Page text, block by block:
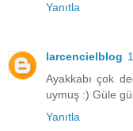
Yanıtla
larcencielblog
Ayakkabı çok
uymuş :) Güle
Yanıtla